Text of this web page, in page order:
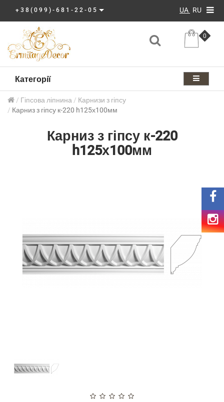
+38(099)-681-22-05 UA RU
0
Категорії
Гіпсова ліпнина
Карнизи з гіпсу
Карниз з гіпсу к-220 h125х100мм
Карниз з гіпсу к-220
h125х100мм